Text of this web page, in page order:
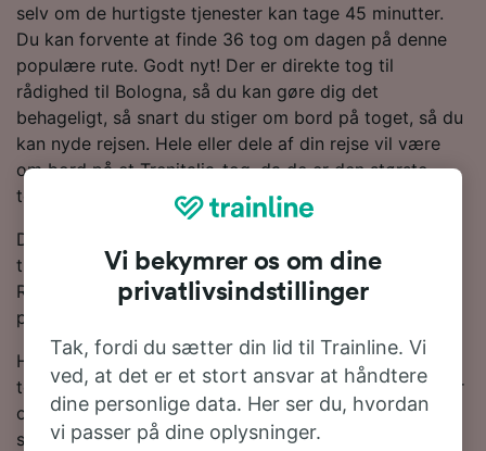
selv om de hurtigste tjenester kan tage 45 minutter.
Du kan forvente at finde 36 tog om dagen på denne
populære rute. Godt nyt! Der er direkte tog til
rådighed til Bologna, så du kan gøre dig det
behageligt, så snart du stiger om bord på toget, så du
kan nyde rejsen. Hele eller dele af din rejse vil være
om bord på et Trenitalia-tog, da de er den største
togoperatør på denne rute.
Du kan spare penge på togbilletter fra Prato Centrale
til Bologna, hvis du bestiller i forvejen. Brug vores
Rejseplanlægger øverst på siden for at sammenligne
priser og få de billigste billetter.
Hvis du vil vide mere om rejsen, så læs videre om
togplaner og,-tips til, hvordan du finder billige billetter
og ofte stillede spørgsmål, deriblandt de første og
sidste togtider. Vil du direkte til bestilling? Lav en
Vi bekymrer os om dine
privatlivsindstillinger
Tak, fordi du sætter din lid til Trainline. Vi
ved, at det er et stort ansvar at håndtere
dine personlige data. Her ser du, hvordan
vi passer på dine oplysninger.